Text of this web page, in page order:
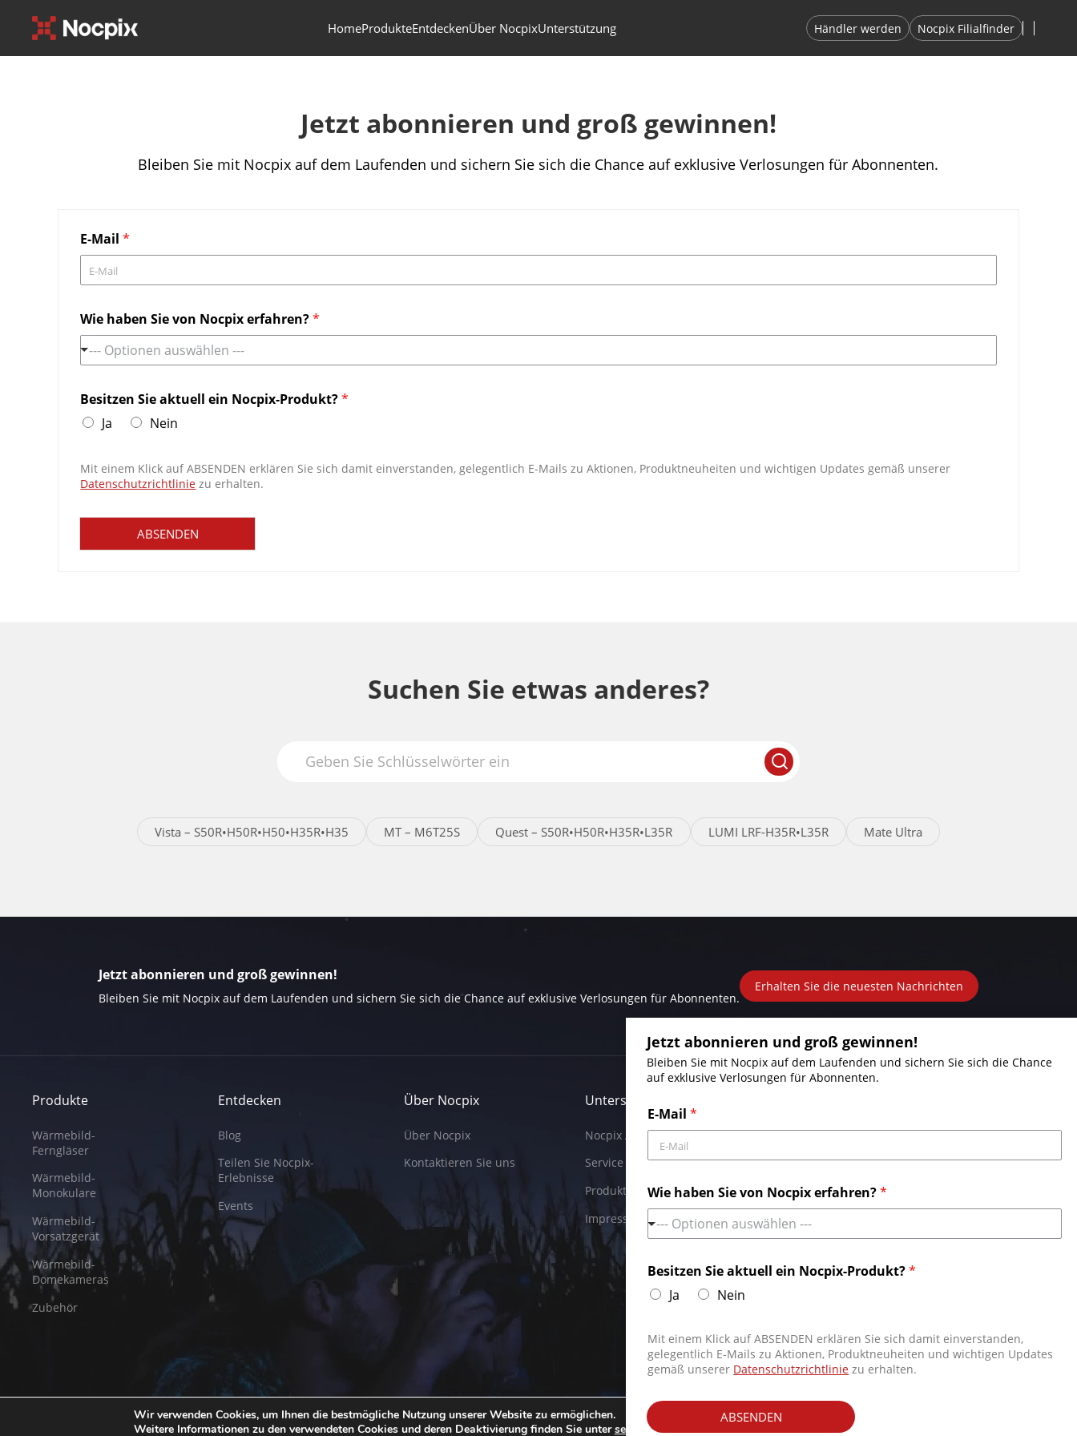
HomeProdukteEntdeckenÜber NocpixUnterstützung Händler werden Nocpix Filialfinder
Jetzt abonnieren und groß gewinnen!
Bleiben Sie mit Nocpix auf dem Laufenden und sichern Sie sich die Chance auf exklusive Verlosungen für Abonnenten.
E-Mail*
Wie haben Sie von Nocpix erfahren?*
--- Optionen auswählen ---
Besitzen Sie aktuell ein Nocpix-Produkt?*
Ja
Nein
Mit einem Klick auf ABSENDEN erklären Sie sich damit einverstanden, gelegentlich E-Mails zu Aktionen, Produktneuheiten und wichtigen Updates gemäß unserer
Datenschutzrichtlinie zu erhalten.
ABSENDEN
Suchen Sie etwas anderes?
Vista – S50R•H50R•H50•H35R•H35 MT – M6T25S Quest – S50R•H50R•H35R•L35R LUMI LRF-H35R•L35R Mate Ultra
Jetzt abonnieren und groß gewinnen!
Bleiben Sie mit Nocpix auf dem Laufenden und sichern Sie sich die Chance auf exklusive Verlosungen für Abonnenten.
Erhalten Sie die neuesten Nachrichten
Produkte
Wärmebild-
Ferngläser
Wärmebild-
Monokulare
Wärmebild-
Vorsatzgerät
Wärmebild-
Domekameras
Zubehör
Entdecken
Blog
Teilen Sie Nocpix-
Erlebnisse
Events
Über Nocpix
Über Nocpix
Kontaktieren Sie uns
Unterstützung
Nocpix APP
Service
Produktsicherheit
Impressum
Email: info.de@nocpix.com
Email:
technischen Support)
Jetzt abonnieren und groß gewinnen!
Bleiben Sie mit Nocpix auf dem Laufenden und sichern Sie sich die Chance
auf exklusive Verlosungen für Abonnenten.
E-Mail*
Wie haben Sie von Nocpix erfahren?*
--- Optionen auswählen ---
Besitzen Sie aktuell ein Nocpix-Produkt?*
Ja
Nein
Mit einem Klick auf ABSENDEN erklären Sie sich damit einverstanden,
gelegentlich E-Mails zu Aktionen, Produktneuheiten und wichtigen Updates
gemäß unserer Datenschutzrichtlinie zu erhalten.
ABSENDEN
Wir verwenden Cookies, um Ihnen die bestmögliche Nutzung unserer Website zu ermöglichen.
Weitere Informationen zu den verwendeten Cookies und deren Deaktivierung finden Sie untersettings. Akzeptieren Ablehnen